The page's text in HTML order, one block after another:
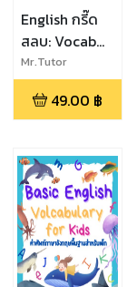
English กรี๊ด
สลบ: Vocab
แซ่บจี๊ด
Mr.Tutor
49.00 ฿